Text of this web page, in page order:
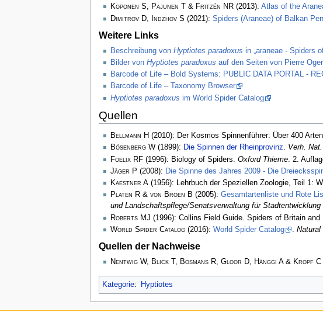
Koponen S, Pajunen T & Fritzén NR(2013): Atlas of the
Dimitrov D, Indzhov S (2021): Spiders (Araneae) of Balkan
Weitere Links
Beschreibung von Hyptiotes paradoxus in „araneae - Spiders
Bilder von Hyptiotes paradoxus auf den Seiten von Pierre
Barcode of Life – Bold Systems: PUBLIC DATA PORTAL -
Barcode of Life – Taxonomy Browser
Hyptiotes paradoxus im World Spider Catalog
Quellen
Bellmann H (2010): Der Kosmos Spinnenführer: Über 400
Bösenberg W(1899): Die Spinnen der Rheinprovinz. Verh.
Foelix RF(1996): Biology of Spiders. Oxford Thieme. 2.
Jäger P (2008): Die Spinne des Jahres 2009 - Die
Kaestner A(1956): Lehrbuch der Speziellen Zoologie, Teil 1:
Platen R & von Broen B (2005): Gesamtartenliste und Rote
und Landschaftspflege/Senatsverwaltung für
Roberts MJ (1996): Collins Field Guide. Spiders of Britain and
World Spider Catalog(2016): World Spider Catalog .
Quellen der Nachweise
Nentwig W, Blick T, Bosmans R, Gloor D, Hänggi A & Kropf C
Kategorie: Hyptiotes